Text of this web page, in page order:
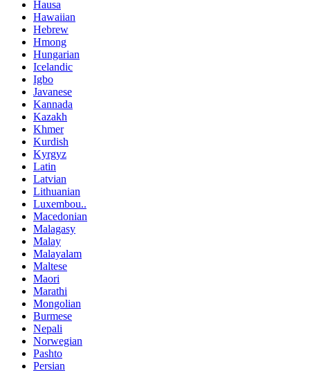
Hausa
Hawaiian
Hebrew
Hmong
Hungarian
Icelandic
Igbo
Javanese
Kannada
Kazakh
Khmer
Kurdish
Kyrgyz
Latin
Latvian
Lithuanian
Luxembou..
Macedonian
Malagasy
Malay
Malayalam
Maltese
Maori
Marathi
Mongolian
Burmese
Nepali
Norwegian
Pashto
Persian